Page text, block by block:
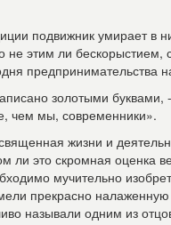
подвижник умирает в
не этим ли
предпринимательства
золотыми
чем мы, современники».
жизни и
это скромная оценка
мучительно
прекрасно
называли одним из